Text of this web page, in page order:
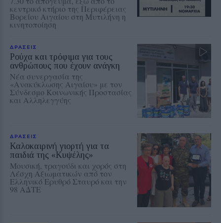
κεντρικό κτήριο της Περιφέρειας
Βορείου Αιγαίου στη Μυτιλήνη η
κινητοποίηση
ΔΡΑΣΕΙΣ
Ρούχα και τρόφιμα για τους
ανθρώπους που έχουν ανάγκη
Νέα συνεργασία της
«Ανακύκλωσης Αιγαίου» με τον
Σύνδεσμο Κοινωνικής Προστασίας
και Αλληλεγγύης
ΔΡΑΣΕΙΣ
Καλοκαιρινή γιορτή για τα
παιδιά της «Κυψέλης»
Μουσική, τραγούδι και χορός στη
Λέσχη Αξιωματικών από τον
Ελληνικό Ερυθρό Σταυρό και την
98 ΑΔΤΕ